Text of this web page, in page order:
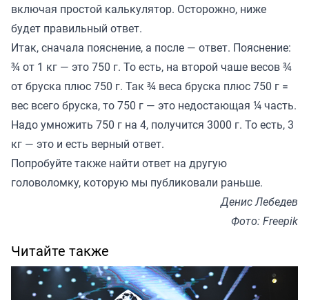
включая простой калькулятор. Осторожно, ниже
будет правильный ответ.
Итак, сначала пояснение, а после — ответ. Пояснение:
¾ от 1 кг — это 750 г. То есть, на второй чаше весов ¾
от бруска плюс 750 г. Так ¾ веса бруска плюс 750 г =
вес всего бруска, то 750 г — это недостающая ¼ часть.
Надо умножить 750 г на 4, получится 3000 г. То есть, 3
кг — это и есть верный ответ.
Попробуйте также найти ответ на другую
головоломку, которую мы публиковали раньше.
Денис Лебедев
Фото: Freepik
Читайте также